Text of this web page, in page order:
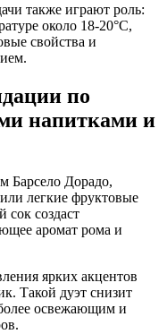
также играют роль:
около 18-20°С,
свойства и
по
напитками и
Барсело Дорадо,
легкие фруктовые
создаст
аромат рома и
ярких акцентов
Такой дуэт снизит
освежающим и